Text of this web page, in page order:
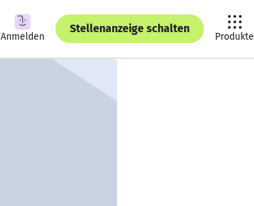
Anmelden
Stellenanzeige schalten
Produkte